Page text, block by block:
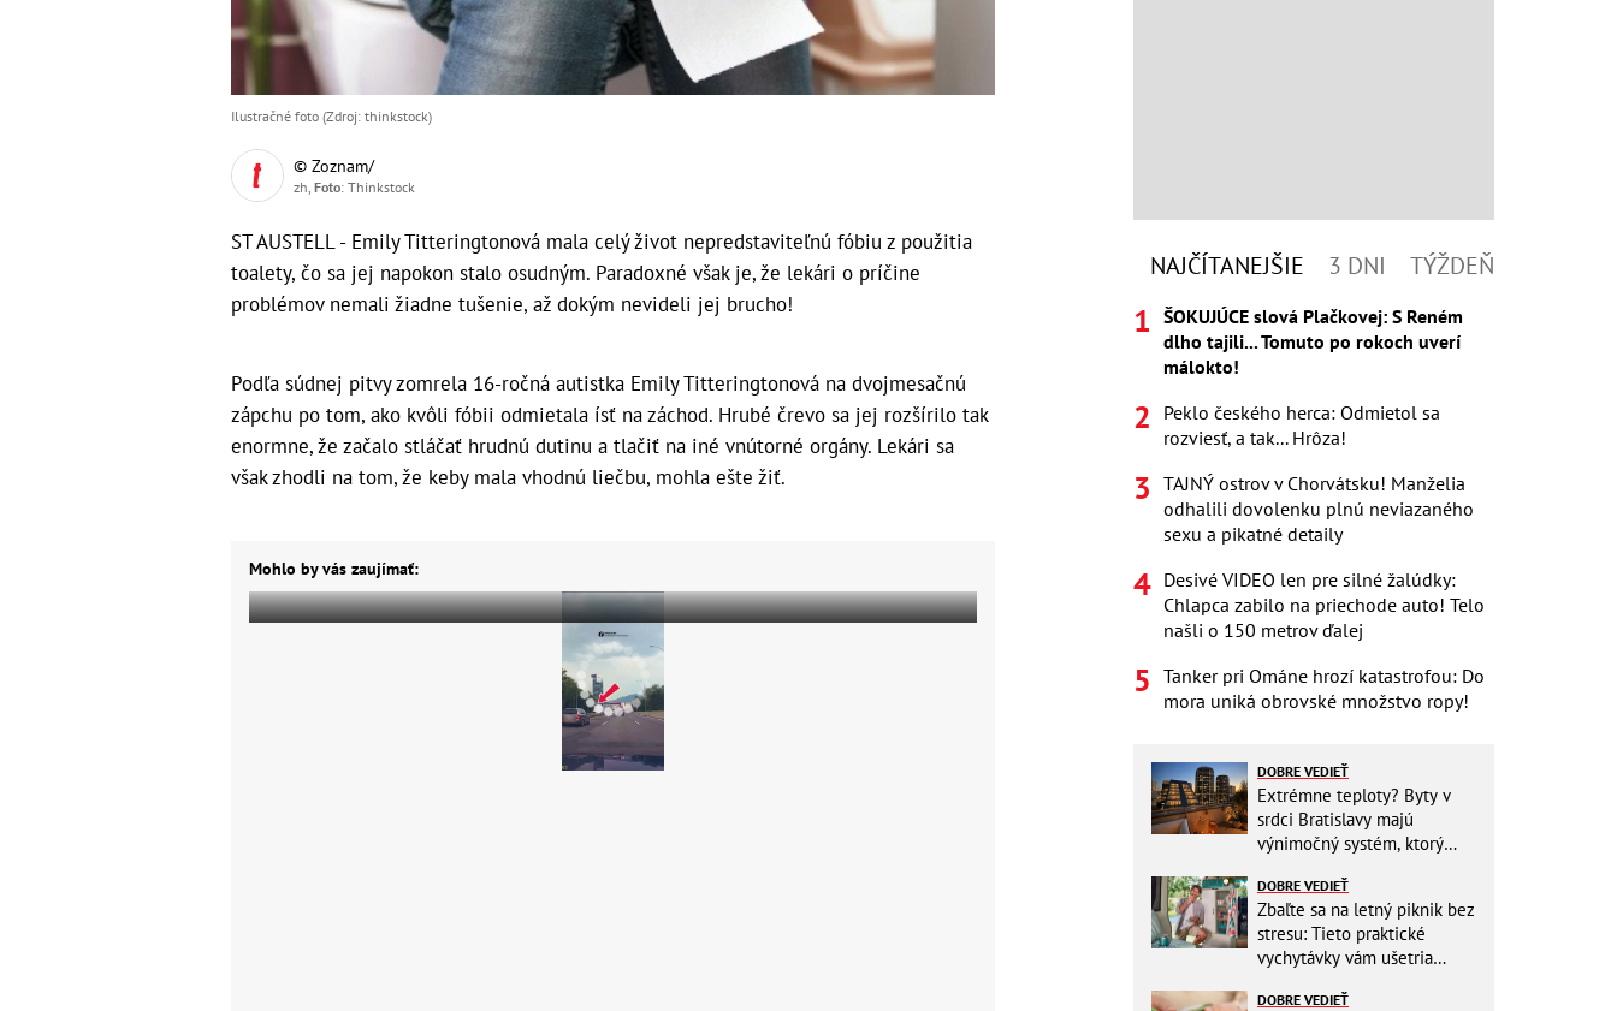
Ilustračné foto (Zdroj: thinkstock)
© Zoznam/
zh, Foto: Thinkstock
ST AUSTELL - Emily Titteringtonová mala celý život nepredstaviteľnú fóbiu z použitia
toalety, čo sa jej napokon stalo osudným. Paradoxné však je, že lekári o príčine
problémov nemali žiadne tušenie, až dokým nevideli jej brucho!
Podľa súdnej pitvy zomrela 16-ročná autistka Emily Titteringtonová na dvojmesačnú
zápchu po tom, ako kvôli fóbii odmietala ísť na záchod. Hrubé črevo sa jej rozšírilo tak
enormne, že začalo stláčať hrudnú dutinu a tlačiť na iné vnútorné orgány. Lekári sa
však zhodli na tom, že keby mala vhodnú liečbu, mohla ešte žiť.
Mohlo by vás zaujímať:
NAJČÍTANEJŠIE 3 DNI TÝŽDEŇ
ŠOKUJÚCE slová Plačkovej: S Reném
dlho tajili... Tomuto po rokoch uverí
málokto!
Peklo českého herca: Odmietol sa
rozviesť, a tak... Hrôza!
TAJNÝ ostrov v Chorvátsku! Manželia
odhalili dovolenku plnú neviazaného
sexu a pikatné detaily
Desivé VIDEO len pre silné žalúdky:
Chlapca zabilo na priechode auto! Telo
našli o 150 metrov ďalej
Tanker pri Ománe hrozí katastrofou: Do
mora uniká obrovské množstvo ropy!
DOBRE VEDIEŤ
Extrémne teploty? Byty v
srdci Bratislavy majú
výnimočný systém, ktorý
DOBRE VEDIEŤ
Zbaľte sa na letný piknik bez
stresu: Tieto praktické
vychytávky vám ušetria
DOBRE VEDIEŤ